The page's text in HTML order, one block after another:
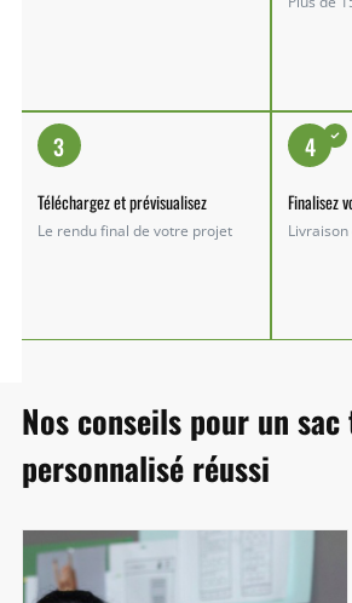
3
Téléchargez et prévisualisez
Le rendu final de votre projet
4
Finalisez
Nos conseils pour un
personnalisé réussi